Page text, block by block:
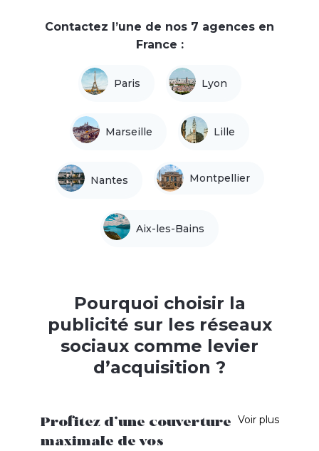
Contactez l’une de nos 7 agences en
France :
Paris Lyon
Marseille Lille
Nantes Montpellier
Aix-les-Bains
Pourquoi choisir la
publicité sur les réseaux
sociaux comme levier
d’acquisition ?
Profitez d’une couverture
maximale de vos
Voir plus